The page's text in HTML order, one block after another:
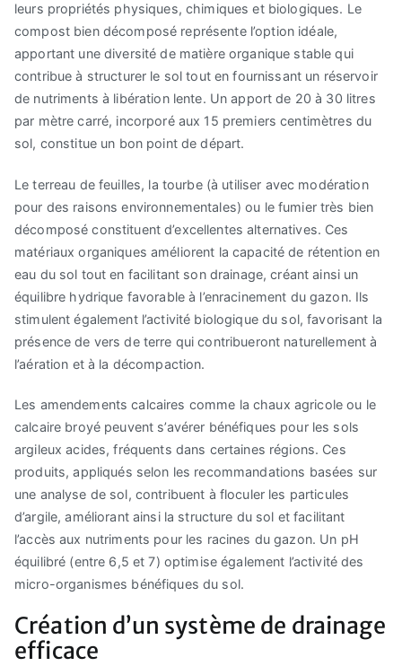
leurs propriétés physiques, chimiques et biologiques. Le
compost bien décomposé représente l’option idéale,
apportant une diversité de matière organique stable qui
contribue à structurer le sol tout en fournissant un réservoir
de nutriments à libération lente. Un apport de 20 à 30 litres
par mètre carré, incorporé aux 15 premiers centimètres du
sol, constitue un bon point de départ.
Le terreau de feuilles, la tourbe (à utiliser avec modération
pour des raisons environnementales) ou le fumier très bien
décomposé constituent d’excellentes alternatives. Ces
matériaux organiques améliorent la capacité de rétention en
eau du sol tout en facilitant son drainage, créant ainsi un
équilibre hydrique favorable à l’enracinement du gazon. Ils
stimulent également l’activité biologique du sol, favorisant la
présence de vers de terre qui contribueront naturellement à
l’aération et à la décompaction.
Les amendements calcaires comme la chaux agricole ou le
calcaire broyé peuvent s’avérer bénéfiques pour les sols
argileux acides, fréquents dans certaines régions. Ces
produits, appliqués selon les recommandations basées sur
une analyse de sol, contribuent à floculer les particules
d’argile, améliorant ainsi la structure du sol et facilitant
l’accès aux nutriments pour les racines du gazon. Un pH
équilibré (entre 6,5 et 7) optimise également l’activité des
micro-organismes bénéfiques du sol.
Création d’un système de drainage
efficace